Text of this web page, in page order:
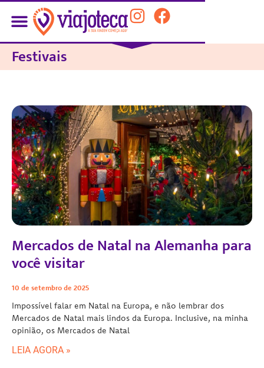
Festivais
Mercados de Natal na Alemanha para
você visitar
10 de setembro de 2025
Impossível falar em Natal na Europa, e não lembrar dos
Mercados de Natal mais lindos da Europa. Inclusive, na minha
opinião, os Mercados de Natal
LEIA AGORA »